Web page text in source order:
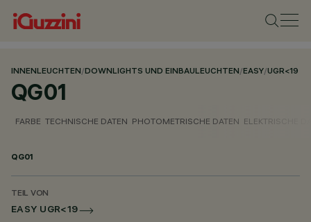
INNENLEUCHTEN/DOWNLIGHTS UND EINBAULEUCHTEN/EASY/UGR<19
QG01
FARBE TECHNISCHE DATEN PHOTOMETRISCHE DATEN ELEKTRISCHE
QG01
TEIL VON
EASY UGR<19